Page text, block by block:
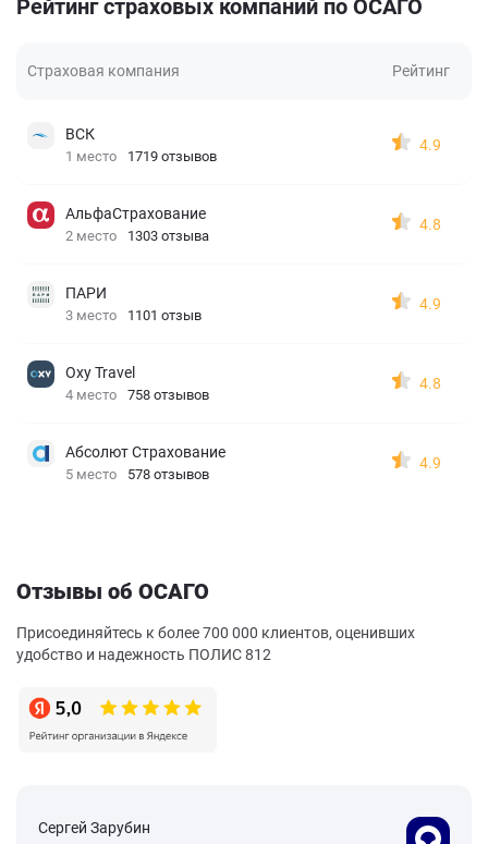
Рейтинг страховых компаний по ОСАГО
Страховая компания Рейтинг
ВСК
1 место 1719 отзывов
4.9
АльфаСтрахование
2 место 1303 отзыва
4.8
ПАРИ
3 место 1101 отзыв
4.9
Oxy Travel
4 место 758 отзывов
4.8
Абсолют Страхование
5 место 578 отзывов
4.9
Отзывы об ОСАГО
Присоединяйтесь к более 700 000 клиентов, оценивших
удобство и надежность ПОЛИС 812
Сергей Зарубин